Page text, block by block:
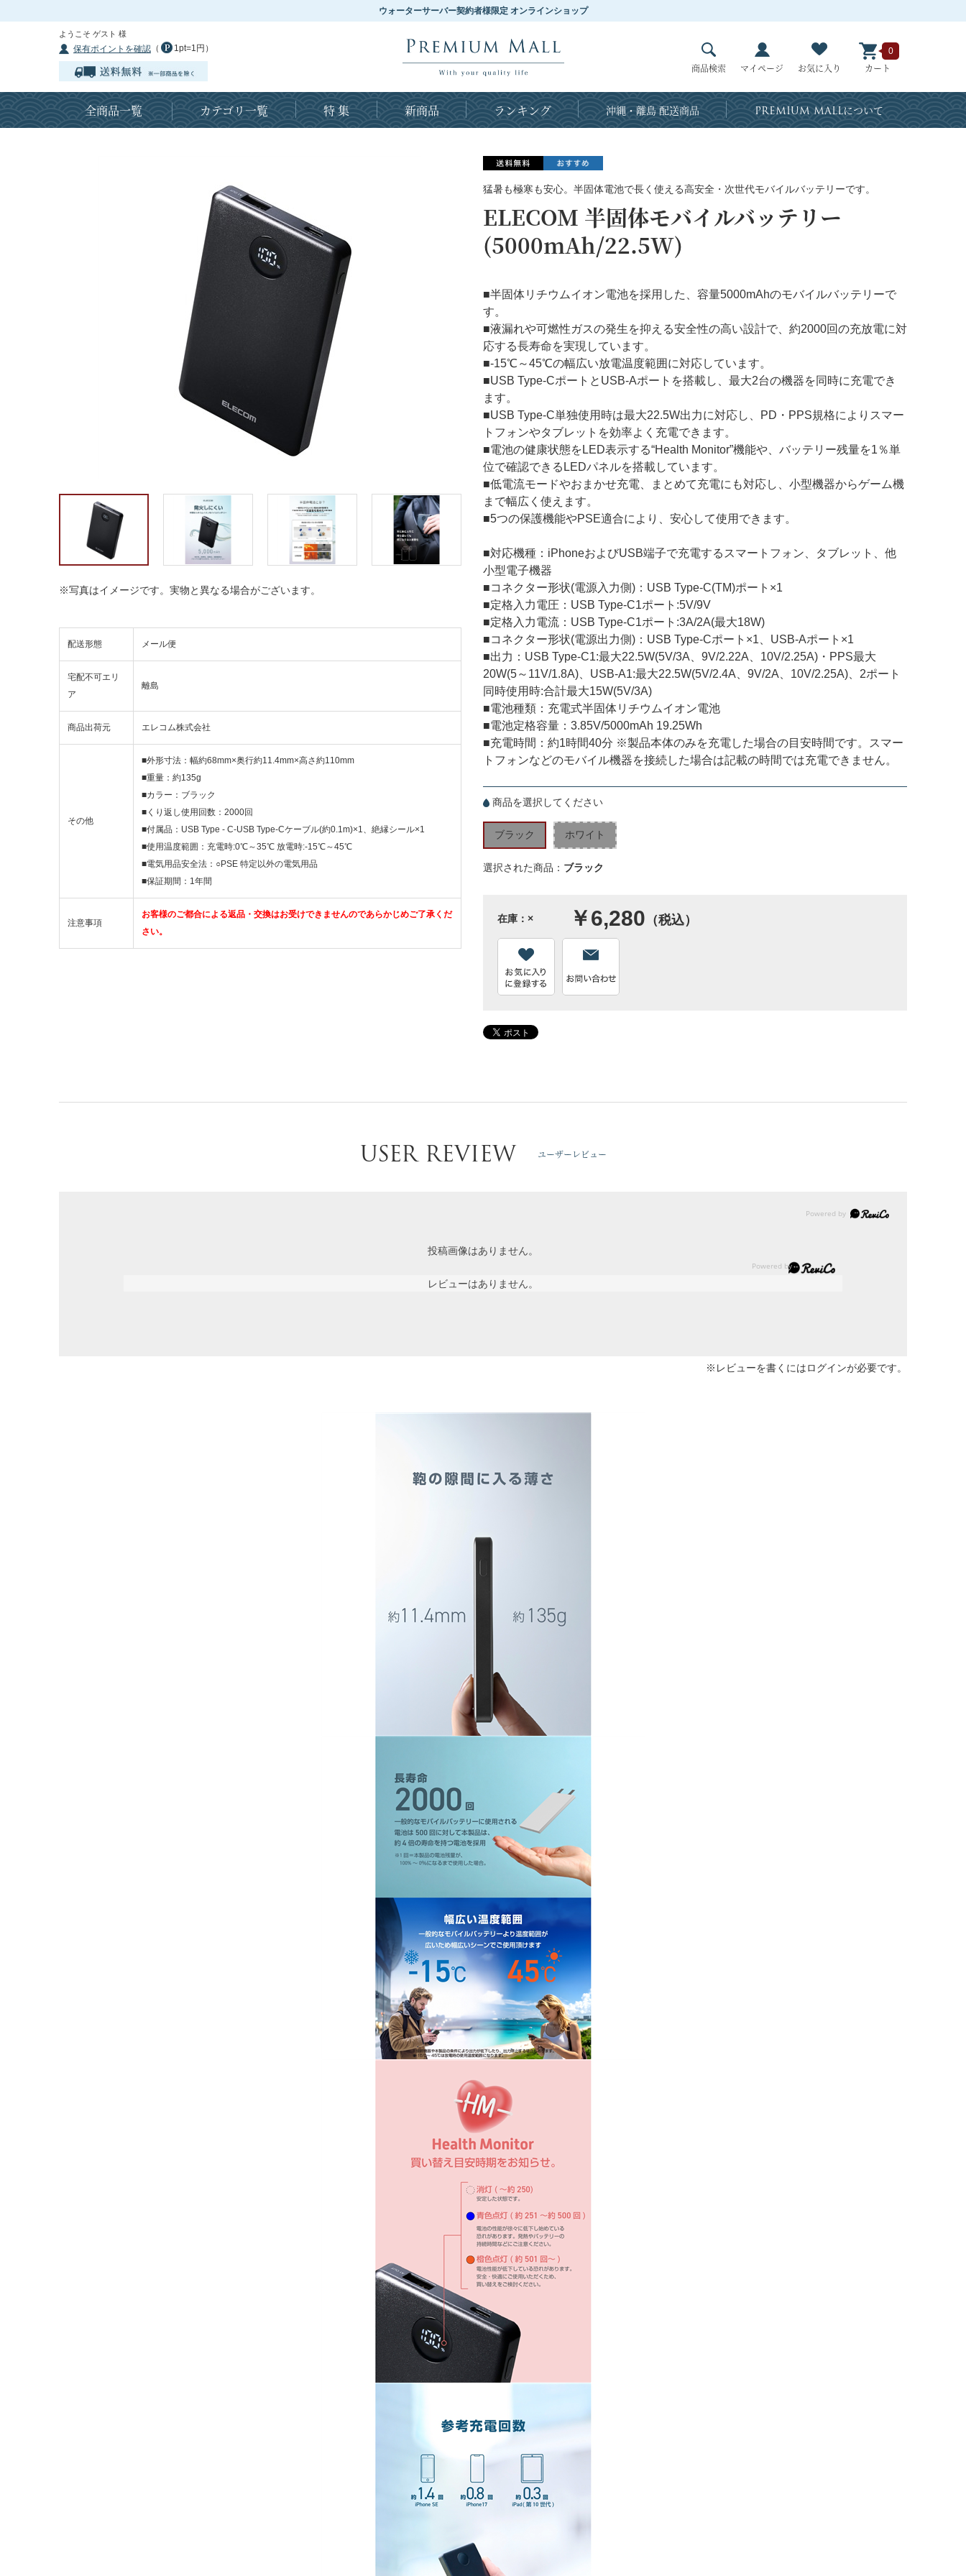
ウォーターサーバー契約者様限定 オンラインショップ
ようこそ ゲスト 様
保有ポイントを確認 （ 1pt=1円）
商品検索 マイページ お気に入り カート
0
全商品一覧 カテゴリ一覧 特 集 新商品 ランキング 沖縄・離島 配送商品 PREMIUM MALLについて
※写真はイメージです。実物と異なる場合がございます。
配送形態 メール便
宅配不可エリ
ア
離島
商品出荷元 エレコム株式会社
その他
■外形寸法：幅約68mm×奥行約11.4mm×高さ約110mm
■重量：約135g
■カラー：ブラック
■くり返し使用回数：2000回
■付属品：USB Type - C-USB Type-Cケーブル(約0.1m)×1、絶縁シール×1
■使用温度範囲：充電時:0℃～35℃ 放電時:-15℃～45℃
■電気用品安全法：○PSE 特定以外の電気用品
■保証期間：1年間
注意事項
お客様のご都合による返品・交換はお受けできませんのであらかじめご了承くだ
さい。
猛暑も極寒も安心。半固体電池で長く使える高安全・次世代モバイルバッテリーです。
ELECOM 半固体モバイルバッテリー
(5000mAh/22.5W)
■半固体リチウムイオン電池を採用した、容量5000mAhのモバイルバッテリーで
す。
■液漏れや可燃性ガスの発生を抑える安全性の高い設計で、約2000回の充放電に対
応する長寿命を実現しています。
■-15℃～45℃の幅広い放電温度範囲に対応しています。
■USB Type-CポートとUSB-Aポートを搭載し、最大2台の機器を同時に充電でき
ます。
■USB Type-C単独使用時は最大22.5W出力に対応し、PD・PPS規格によりスマー
トフォンやタブレットを効率よく充電できます。
■電池の健康状態をLED表示する“Health Monitor”機能や、バッテリー残量を1％単
位で確認できるLEDパネルを搭載しています。
■低電流モードやおまかせ充電、まとめて充電にも対応し、小型機器からゲーム機
まで幅広く使えます。
■5つの保護機能やPSE適合により、安心して使用できます。
■対応機種：iPhoneおよびUSB端子で充電するスマートフォン、タブレット、他
小型電子機器
■コネクター形状(電源入力側)：USB Type-C(TM)ポート×1
■定格入力電圧：USB Type-C1ポート:5V/9V
■定格入力電流：USB Type-C1ポート:3A/2A(最大18W)
■コネクター形状(電源出力側)：USB Type-Cポート×1、USB-Aポート×1
■出力：USB Type-C1:最大22.5W(5V/3A、9V/2.22A、10V/2.25A)・PPS最大
20W(5～11V/1.8A)、USB-A1:最大22.5W(5V/2.4A、9V/2A、10V/2.25A)、2ポート
同時使用時:合計最大15W(5V/3A)
■電池種類：充電式半固体リチウムイオン電池
■電池定格容量：3.85V/5000mAh 19.25Wh
■充電時間：約1時間40分 ※製品本体のみを充電した場合の目安時間です。スマー
トフォンなどのモバイル機器を接続した場合は記載の時間では充電できません。
商品を選択してください
ブラック ホワイト
選択された商品： ブラック
在庫：× ￥6,280 （税込）
USER REVIEW ユーザーレビュー
投稿画像はありません。
レビューはありません。
※レビューを書くにはログインが必要です。